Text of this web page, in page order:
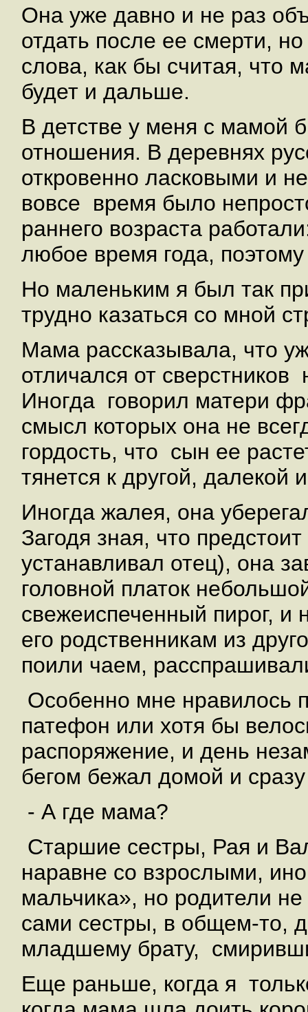
Она уже давно и не раз
отдать после ее смерти,
слова, как бы считая, что
будет и дальше.
В детстве у меня с мамой
отношения. В деревнях
откровенно ласковыми и
вовсе время было
раннего возраста
любое время года,
Но маленьким я был так
трудно казаться со мной
Мама рассказывала, что
отличался от
Иногда говорил матери
смысл которых она не
гордость, что сын ее
тянется к другой,
Иногда жалея, она
Загодя зная, что
устанавливал отец), она
головной платок
свежеиспеченный пирог, и
его родственникам из
поили чаем,
Особенно мне нравилось
патефон или хотя бы
распоряжение, и день
бегом бежал домой и
- А где мама?
Старшие сестры, Рая и
наравне со взрослыми,
мальчика», но родители
сами сестры, в общем-то,
младшему брату,
Еще раньше, когда я